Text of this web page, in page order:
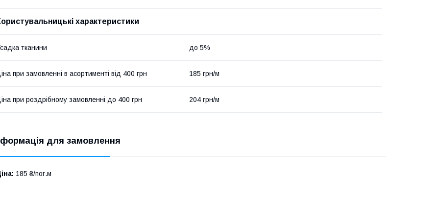
характеристики
тканини до 5%
при замовленні в асортименті від 400 грн 185 грн/м
при роздрібному замовленні до 400 грн 204 грн/м
для замовлення
185 ₴/пог.м